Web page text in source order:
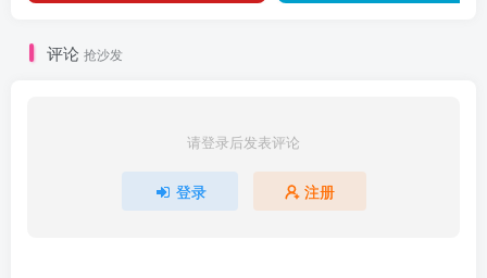
评论 抢沙发
请登录后发表评论
登录 注册